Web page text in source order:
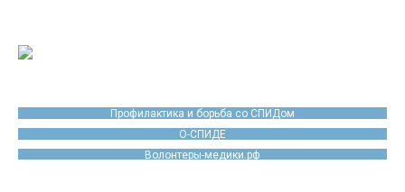
Профилактика и борьба со СПИДом
О-СПИДЕ
Волонтеры-медики.рф